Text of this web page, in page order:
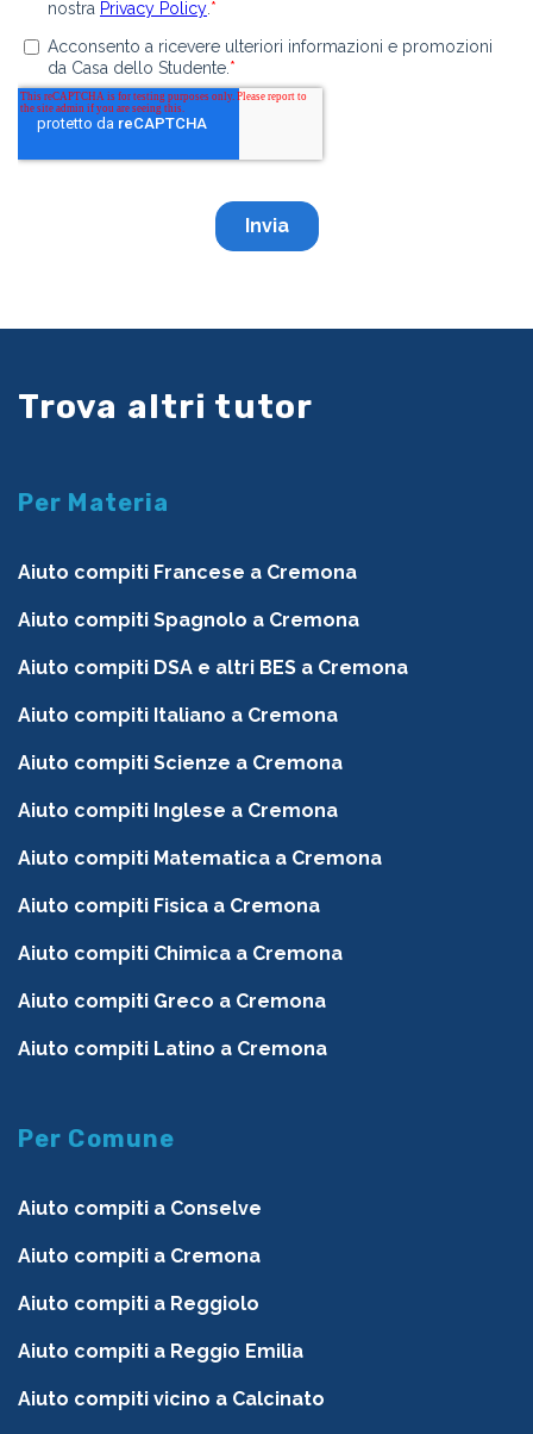
Trova altri tutor
Per Materia
Aiuto compiti Francese a Cremona
Aiuto compiti Spagnolo a Cremona
Aiuto compiti DSA e altri BES a Cremona
Aiuto compiti Italiano a Cremona
Aiuto compiti Scienze a Cremona
Aiuto compiti Inglese a Cremona
Aiuto compiti Matematica a Cremona
Aiuto compiti Fisica a Cremona
Aiuto compiti Chimica a Cremona
Aiuto compiti Greco a Cremona
Aiuto compiti Latino a Cremona
Per Comune
Aiuto compiti a Conselve
Aiuto compiti a Cremona
Aiuto compiti a Reggiolo
Aiuto compiti a Reggio Emilia
Aiuto compiti vicino a Calcinato